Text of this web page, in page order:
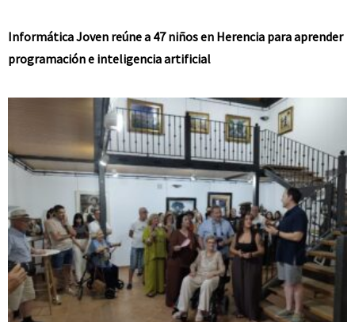
Informática Joven reúne a 47 niños en Herencia para aprender
programación e inteligencia artificial